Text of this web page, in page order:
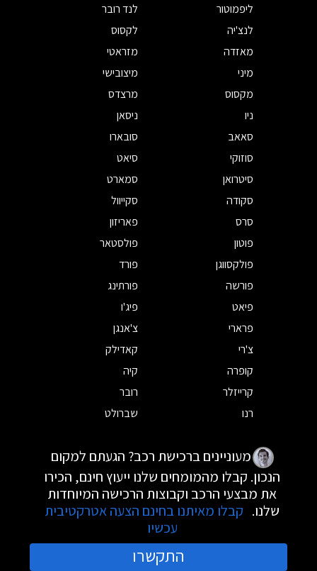
ליפמוטור
לנד רובר
לנצ'יה
לקסוס
מאזדה
מזראטי
מיני
מיצובישי
מקסוס
מרצדס
ניו
ניסאן
סאאב
סובארו
סוזוקי
סיאט
סיטרואן
סמארט
סקודה
סקייוול
סרס
פאריזון
פוטון
פולסטאר
פולקסווגן
פורד
פורשה
פורתינג
פיאט
פיג'ו
פרארי
צ'אנגן
צ'רי
קאדילק
קופרה
קיה
קרייזלר
רובר
רנו
שברולט
מעוניינים ברכישת רכב? הגעתם למקום
הנכון. קבלו מהמומחים שלנו ייעוץ חינם, הכירו
את מבצעי הרכב וקבוצות הרכישה המיוחדות
שלנו. קבלו מאיתנו בחינם הצעה אטרקטיבית
עכשיו
התקשרו